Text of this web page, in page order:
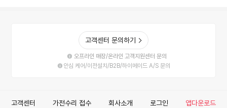
고객센터 문의하기
오프라인 매장/온라인 고객지원센터 문의
안심 케어/이전설치/B2B/하이메이드 A/S 문의
고객센터 가전수리 접수 회사소개 로그인 앱다운로드